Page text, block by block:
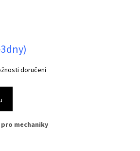
doručení
pro mechaniky